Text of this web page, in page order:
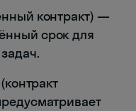
контракт) —
срок для
(контракт